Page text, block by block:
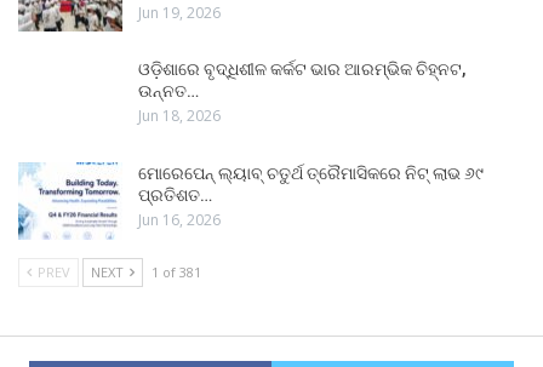
Jun 19, 2026
ଓଡ଼ିଶାରେ ବୃଦ୍ଧିଶୀଳ କର୍କଟ ଭାର ଆରମ୍ଭିକ ଚିହ୍ନଟ,
ଉନ୍ନତ…
Jun 18, 2026
ମୋରେପେନ୍ ଲ୍ୟାବ୍ ଚତୁର୍ଥ ତ୍ରୈମାସିକରେ ନିଟ୍ ଲାଭ ୬୯
ପ୍ରତିଶତ…
Jun 16, 2026
PREV NEXT 1 of 381